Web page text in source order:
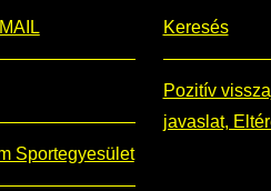
Sportegyesület
Keresés
Pozitív
javaslat,